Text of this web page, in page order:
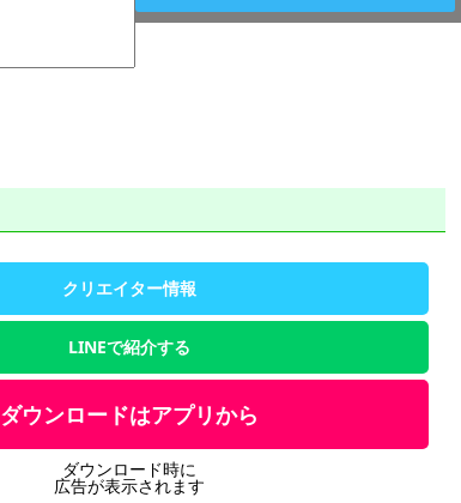
クリエイター情報
LINEで紹介する
ダウンロードはアプリから
ダウンロード時に
広告が表示されます